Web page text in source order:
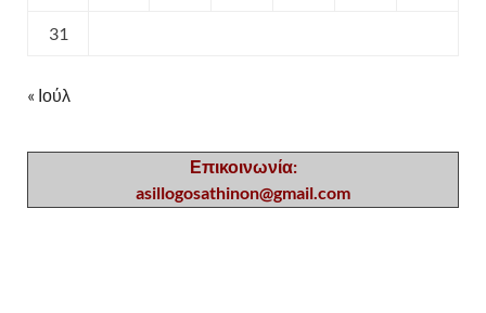
31
« Ιούλ
Επικοινωνία:
asillogosathinon@gmail.com